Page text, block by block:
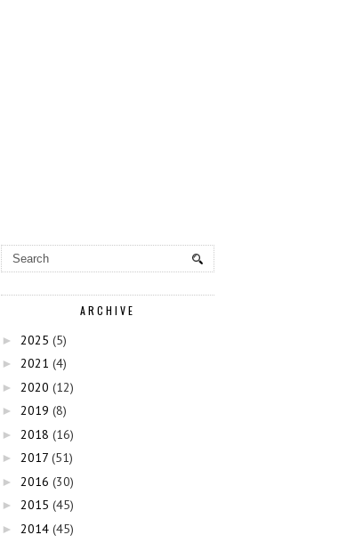
ARCHIVE
► 2025 (5)
► 2021 (4)
► 2020 (12)
► 2019 (8)
► 2018 (16)
► 2017 (51)
► 2016 (30)
► 2015 (45)
► 2014 (45)